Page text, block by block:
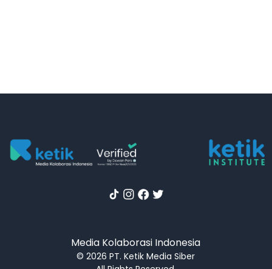
Media Kolaborasi Indonesia
© 2026 PT. Ketik Media Siber